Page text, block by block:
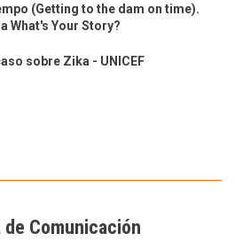
(Getting to the dam on time).
What's Your Story?
sobre Zika - UNICEF
de Comunicación